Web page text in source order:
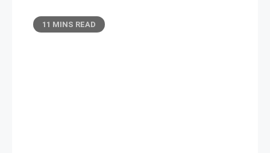
11 MINS READ